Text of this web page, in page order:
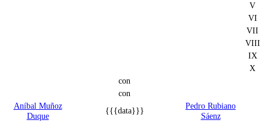
V
VI
VII
VIII
IX
X
con
con
Aníbal Muñoz
Duque
{{{data}}}
Pedro Rubiano
Sáenz